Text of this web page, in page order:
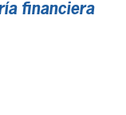
financiera